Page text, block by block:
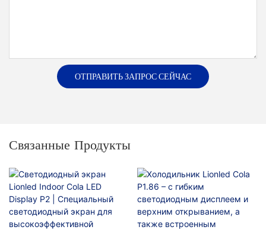
ОТПРАВИТЬ ЗАПРОС СЕЙЧАС
Связанные Продукты